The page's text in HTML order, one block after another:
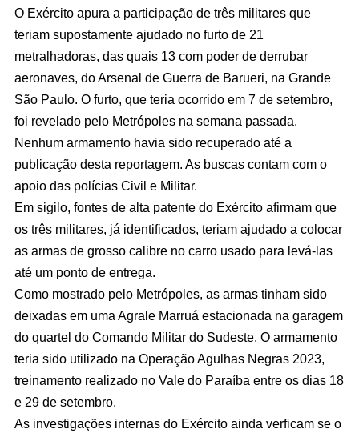
O Exército apura a participação de três militares que
teriam supostamente ajudado no furto de 21
metralhadoras, das quais 13 com poder de derrubar
aeronaves, do Arsenal de Guerra de Barueri, na Grande
São Paulo. O furto, que teria ocorrido em 7 de setembro,
foi revelado pelo Metrópoles na semana passada.
Nenhum armamento havia sido recuperado até a
publicação desta reportagem. As buscas contam com o
apoio das polícias Civil e Militar.
Em sigilo, fontes de alta patente do Exército afirmam que
os três militares, já identificados, teriam ajudado a colocar
as armas de grosso calibre no carro usado para levá-las
até um ponto de entrega.
Como mostrado pelo Metrópoles, as armas tinham sido
deixadas em uma Agrale Marruá estacionada na garagem
do quartel do Comando Militar do Sudeste. O armamento
teria sido utilizado na Operação Agulhas Negras 2023,
treinamento realizado no Vale do Paraíba entre os dias 18
e 29 de setembro.
As investigações internas do Exército ainda verficam se o